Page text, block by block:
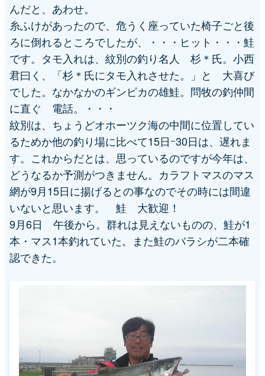
んだと、あわせ。
糸ふけがあったので、危うく座っていた椅子ごと後
ろに倒れるところでしたが、・・・ヒット・・・鮭
です。タモ入れは、紋別の釣り名人 杉＊氏。小西
君曰く、「杉＊氏にタモ入れさせた。」と 大喜び
でした。なかなかのギンピカの雄鮭。問牧の釣仲間
に直ぐ 電話。・・・
紋別は、ちょうどオホーツク海の中間に位置してい
るためか他の釣り場に比べて15日ｰ30日は、遅れま
す。これからだとは、思っているのですが今年は、
どうなるか予測がつきません。カラフトマスのマス
網が9月15日に揚げるとの事なのでその時には間違
いないと思います。 鮭 大歓迎！
9月6日 午後から。群れは見えないものの、鮭が1
本・マス1本釣れていた。また鮭のバラシが二本確
認できた。